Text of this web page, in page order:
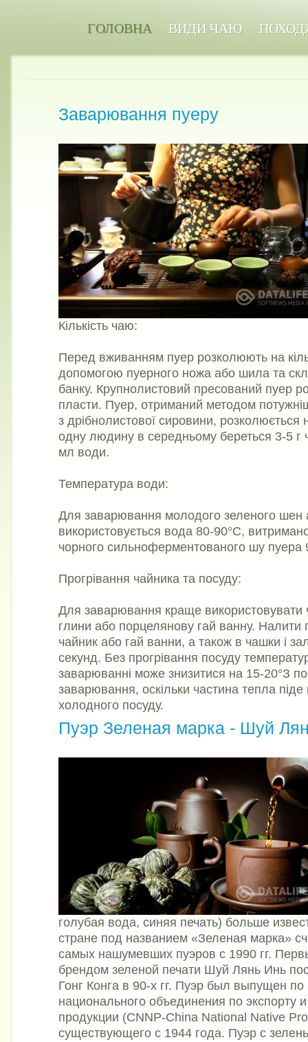
ГОЛОВНА ВИДИ ЧАЮ
Заварювання пуеру
Кількість чаю:
Перед вживанням пуер розколюють на
допомогою пуерного ножа або шила та
банку. Крупнолистовий пресований пуер
пласти. Пуер, отриманий методом
з дрібнолистової сировини,
одну людину в середньому береться 3-5 г
мл води.
Температура води:
Для заварювання молодого зеленого шен
використовується вода 80-90°С,
чорного сильноферментованого шу пуера
Прогрівання чайника та посуду:
Для заварювання краще використовувати
глини або порцелянову гай ванну. Налити
чайник або гай ванни, а також в чашки і
секунд. Без прогрівання посуду
заварюванні може знизитися на 15-20°З
заварювання, оскільки частина тепла піде
холодного посуду.
Пуэр Зеленая марка - Шуй
голубая вода, синяя печать) больше
стране под названием «Зеленая марка»
самых нашумевших пуэров с 1990 гг.
брендом зеленой печати Шуй Лянь Инь
Гонг Конга в 90-х гг. Пуэр был выпущен по
национального объединения по экспорту
продукции (CNNP-China National Native
существующего с 1944 года. Пуэр с